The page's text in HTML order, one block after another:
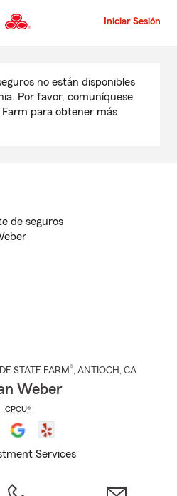
al
principal
Iniciar Sesión
no están disponibles
Por favor, comuníquese
para obtener más
STATE FARM®, ANTIOCH , CA
Weber
CPCU®
Services